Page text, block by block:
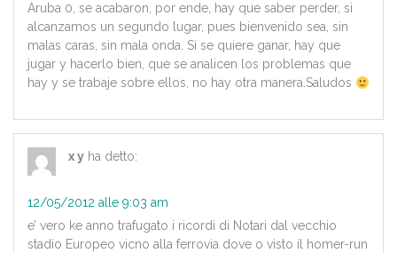
Aruba 0, se acabaron, por ende, hay que saber perder, si
alcanzamos un segundo lugar, pues bienvenido sea, sin
malas caras, sin mala onda. Si se quiere ganar, hay que
jugar y hacerlo bien, que se analicen los problemas que
hay y se trabaje sobre ellos, no hay otra manera.Saludos
x y ha detto:
12/05/2012 alle 9:03 am
e’ vero ke anno trafugato i ricordi di Notari dal vecchio
stadio Europeo vicno alla ferrovia dove o visto il homer-run